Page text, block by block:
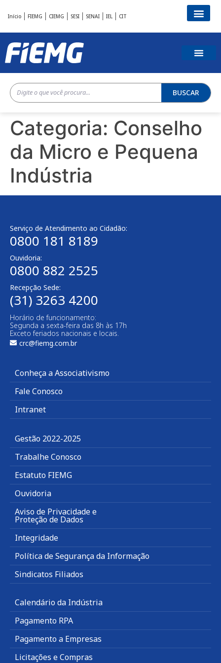
Início FIEMG CIEMG SESI SENAI IEL CIT
BUSCAR
Categoria: Conselho
da Micro e Pequena
Indústria
Serviço de Atendimento ao Cidadão:
0800 181 8189
Ouvidoria:
0800 882 2525
Recepção Sede:
(31) 3263 4200
Horário de funcionamento:
Segunda a sexta-feira das 8h às 17h
Exceto feriados nacionais e locais.
crc@fiemg.com.br
Conheça a Associativismo
Fale Conosco
Intranet
Gestão 2022-2025
Trabalhe Conosco
Estatuto FIEMG
Ouvidoria
Aviso de Privacidade e
Proteção de Dados
Integridade
Política de Segurança da Informação
Sindicatos Filiados
Calendário da Indústria
Pagamento RPA
Pagamento a Empresas
Licitações e Compras